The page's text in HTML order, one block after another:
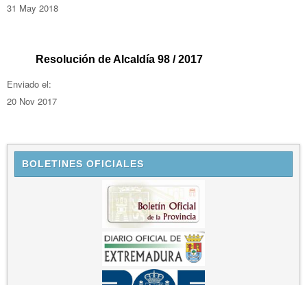
31 May 2018
Resolución de Alcaldía 98 / 2017
Enviado el:
20 Nov 2017
BOLETINES OFICIALES